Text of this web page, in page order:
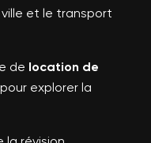
et le transport
de location de
pour explorer la